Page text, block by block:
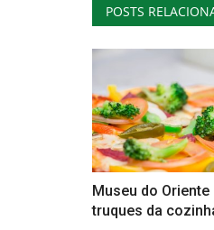
POSTS
Museu do Oriente
truques da